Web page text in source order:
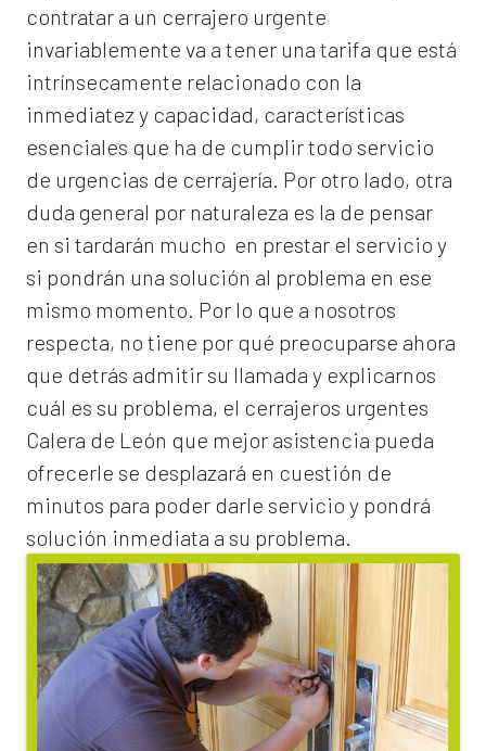
contratar a un cerrajero urgente
invariablemente va a tener una tarifa que está
intrínsecamente relacionado con la
inmediatez y capacidad, características
esenciales que ha de cumplir todo servicio
de urgencias de cerrajería. Por otro lado, otra
duda general por naturaleza es la de pensar
en si tardarán mucho en prestar el servicio y
si pondrán una solución al problema en ese
mismo momento. Por lo que a nosotros
respecta, no tiene por qué preocuparse ahora
que detrás admitir su llamada y explicarnos
cuál es su problema, el cerrajeros urgentes
Calera de León que mejor asistencia pueda
ofrecerle se desplazará en cuestión de
minutos para poder darle servicio y pondrá
solución inmediata a su problema.